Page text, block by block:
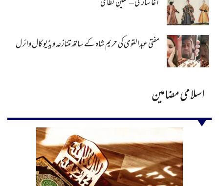
آغا سازی – معین نظامی
مفتی عبدالقوی کی حریم شاہ کے ساتھ متنازعہ ویڈیو کال وائرل
اسلامی مضامین